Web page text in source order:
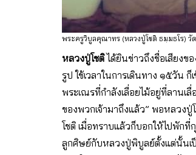
พระครูวิบูลคุณาทร (หลวงปู่โชติ ธมฺมธโร)
หลวงปู่โชติได้ยินข่าวถึงชื่อเสียงข
รูป ใช้เวลาในการเดินทาง ๑๕วัน
พระเณรที่กําลังเลื่อยไม้อยู่ที่ลานเ
ของพวกเจ้ามาถึงแล้ว” พอหลวง
โชติ เมื่อทราบแล้วก็บอกให้ไปพักที่
ลูกศิษย์กับหลวงปู่พิบูลย์ตั้งแต่นั้นเ